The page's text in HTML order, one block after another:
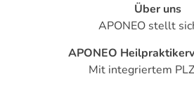
Über uns
APONEO stellt
APONEO
Mit integriertem